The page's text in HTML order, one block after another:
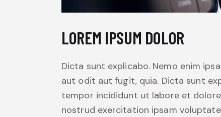
LOREM IPSUM DOLOR
Dicta sunt explicabo. Nemo enim
aut odit aut fugit, quia. Dicta sunt
tempor incididunt ut labore et
nostrud exercitation ipsam